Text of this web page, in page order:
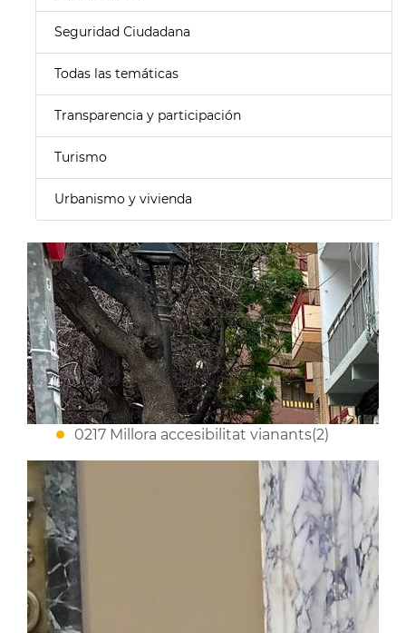
Seguridad Ciudadana
Todas las temáticas
Transparencia y participación
Turismo
Urbanismo y vivienda
0217 Millora accesibilitat vianants(2)